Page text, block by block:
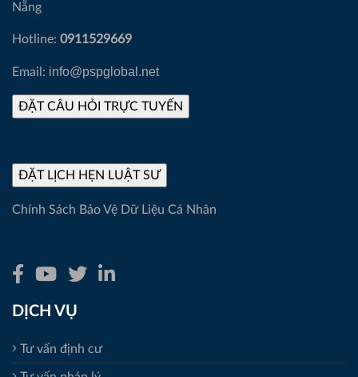
Nẵng
Hotline: 0911529669
Email: info@pspglobal.net
Chính Sách Bảo Vệ Dữ Liệu Cá Nhân
DỊCH VỤ
Tư vấn định cư